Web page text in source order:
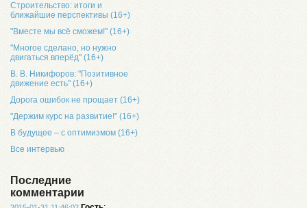
Строительство: итоги и
ближайшие перспективы (16+)
"Вместе мы всё сможем!" (16+)
"Многое сделано, но нужно
двигаться вперёд" (16+)
В. В. Никифоров: "Позитивное
движение есть" (16+)
Дорога ошибок не прощает (16+)
"Держим курс на развитие!" (16+)
В будущее – с оптимизмом (16+)
Все интервью
Последние
комментарии